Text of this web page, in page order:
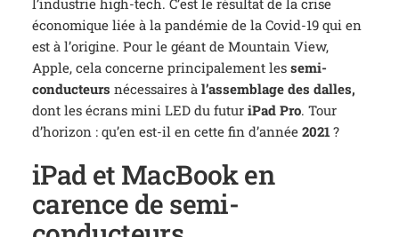
l’industrie high-tech. C’est le résultat de la crise
économique liée à la pandémie de la Covid-19 qui en
est à l’origine. Pour le géant de Mountain View,
Apple, cela concerne principalement les semi-
conducteurs nécessaires àl’assemblage des dalles,
dont les écrans mini LED du futur iPad Pro. Tour
d’horizon : qu’en est-il en cette fin d’année 2021?
iPad et MacBook en
carence de semi-